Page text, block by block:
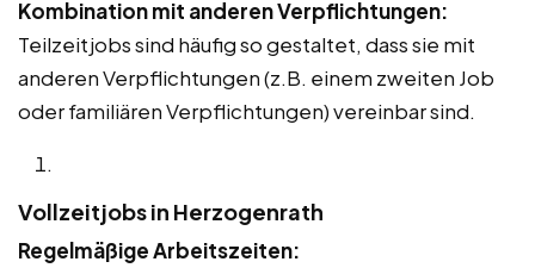
Kombination mit anderen Verpflichtungen:
Teilzeitjobs sind häufig so gestaltet, dass sie mit
anderen Verpflichtungen (z.B. einem zweiten Job
oder familiären Verpflichtungen) vereinbar sind.
Vollzeitjobs in Herzogenrath
Regelmäßige Arbeitszeiten: